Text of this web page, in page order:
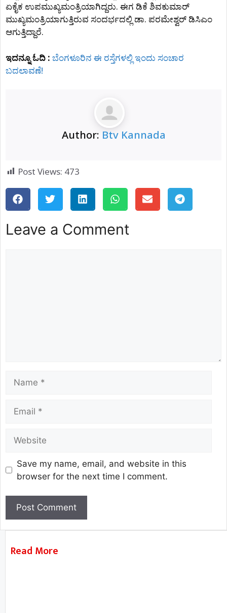
ಏಕೈಕ ಉಪಮುಖ್ಯಮಂತ್ರಿಯಾಗಿದ್ದರು. ಈಗ ಡಿಕೆ ಶಿವಕುಮಾರ್
ಮುಖ್ಯಮಂತ್ರಿಯಾಗುತ್ತಿರುವ ಸಂದರ್ಭದಲ್ಲಿ ಡಾ. ಪರಮೇಶ್ವರ್ ಡಿಸಿಎಂ
ಆಗುತ್ತಿದ್ದಾರೆ.
ಇದನ್ನೂ ಓದಿ : ಬೆಂಗಳೂರಿನ ಈ ರಸ್ತೆಗಳಲ್ಲಿ ಇಂದು ಸಂಚಾರ
ಬದಲಾವಣೆ!
Author: Btv Kannada
Post Views: 473
Leave a Comment
Save my name, email, and website in this
browser for the next time I comment.
Read More